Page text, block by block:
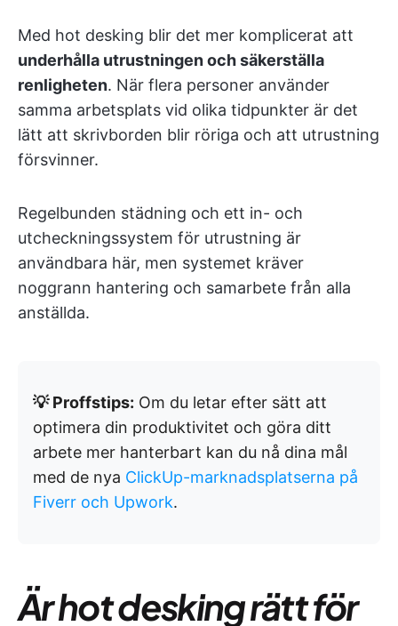
Med hot desking blir det mer komplicerat att
underhålla utrustningen och säkerställa
renligheten. När flera personer använder
samma arbetsplats vid olika tidpunkter är det
lätt att skrivborden blir röriga och att utrustning
försvinner.
Regelbunden städning och ett in- och
utcheckningssystem för utrustning är
användbara här, men systemet kräver
noggrann hantering och samarbete från alla
anställda.
💡 Proffstips: Om du letar efter sätt att
optimera din produktivitet och göra ditt
arbete mer hanterbart kan du nå dina mål
med de nya ClickUp-marknadsplatserna på
Fiverr och Upwork.
Är hot desking rätt för